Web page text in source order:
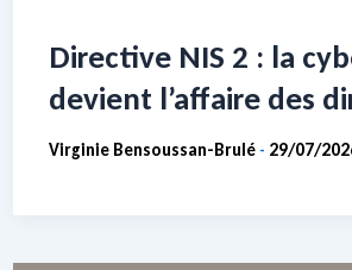
Directive NIS 2 : la
devient l’affaire des
Virginie Bensoussan-Brulé - 29/07/